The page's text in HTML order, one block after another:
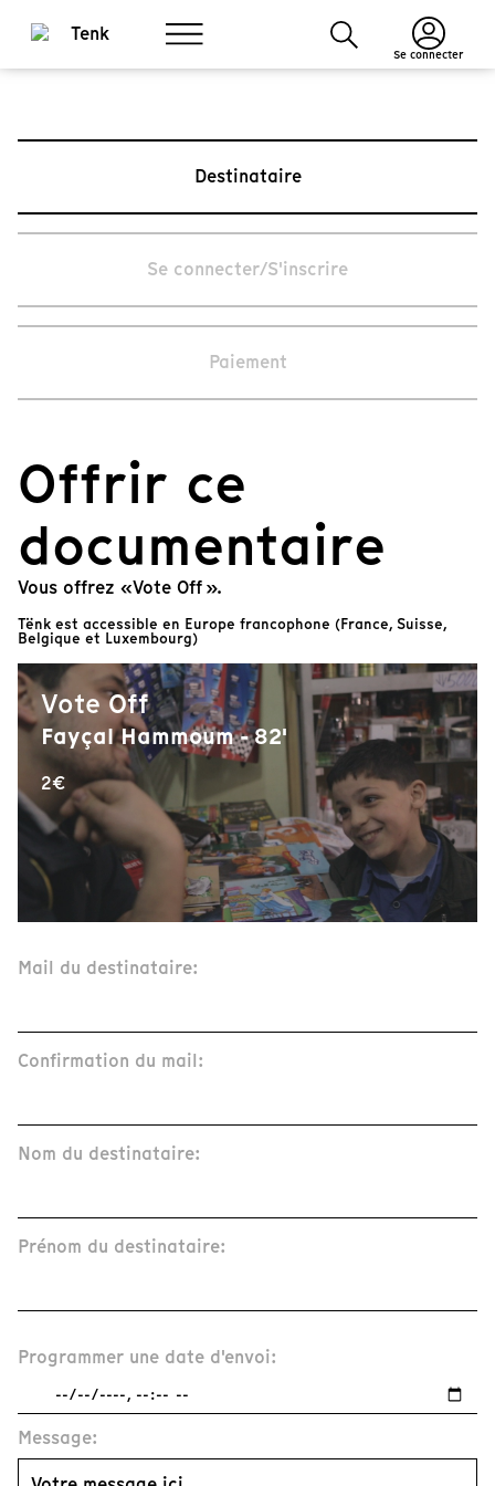
Se connecter
Destinataire
Se connecter/S'inscrire
Paiement
Offrir ce
documentaire
Vous offrez «Vote Off ».
Tënk est accessible en Europe francophone (France, Suisse,
Belgique et Luxembourg)
Vote Off
Fayçal Hammoum - 82'
2€
Mail du destinataire:
Confirmation du mail:
Nom du destinataire:
Prénom du destinataire:
Programmer une date d'envoi:
Message: